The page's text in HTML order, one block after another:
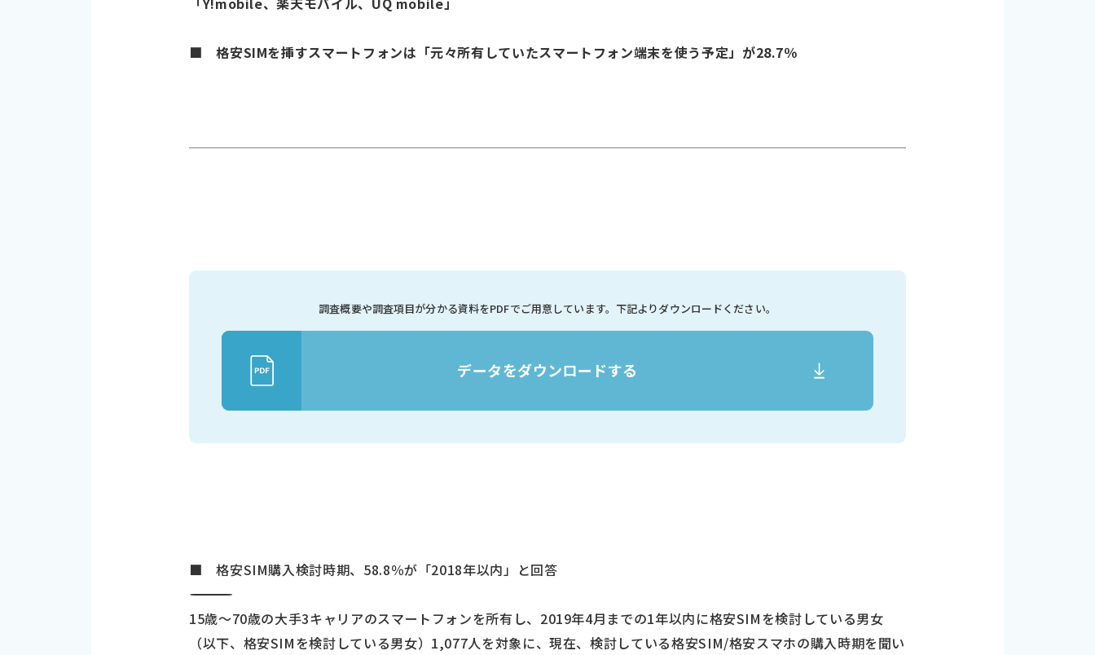
■ 格安SIMを挿すスマートフォンは「元々所有していたスマートフォン端末を使う予定」が28.7％
調査概要や調査項目が分かる資料をPDFでご用意しています。 下記よりダウンロードください。
データをダウンロードする
■ 格安SIM購入検討時期、58.8％が「2018年以内」と回答
―――――――――――――――――――――――――――――――――――
15歳～70歳の大手3キャリアのスマートフォンを所有し、2019年4月までの1年以内に格安SIMを検討している男女
（以下、格安SIMを検討している男女）1,077人を対象に、現在、検討している格安SIM/格安スマホの購入時期を聞い